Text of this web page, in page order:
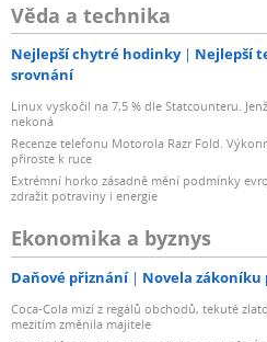
Věda a technika
Nejlepší chytré hodinky Nejlepší
srovnání
Linux vyskočil na 7,5 % dle Statcounteru.
nekoná
Recenze telefonu Motorola Razr Fold.
přiroste k ruce
Extrémní horko zásadně mění podmínky
zdražit potraviny i energie
Ekonomika a byznys
Daňové přiznání Novela zákoníku
Coca-Cola mizí z regálů obchodů, tekuté
mezitím změnila majitele